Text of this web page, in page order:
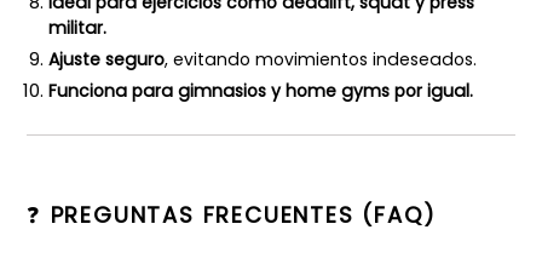
militar.
Ajuste seguro, evitando movimientos indeseados.
Funciona para gimnasios y home gyms por igual.
❓ PREGUNTAS FRECUENTES (FAQ)